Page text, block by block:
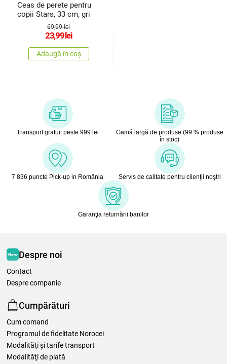
Ceas de perete pentru
copii Stars, 33 cm, gri
69,99 lei
23,99lei
Adaugă în coș
Transport gratuit peste 999 lei
Gamă largă de produse (99 % produse
în stoc)
7 836 puncte Pick-up in România Servis de calitate pentru clienţii noştri
Garanţia returnării banilor
Despre noi
Contact
Despre companie
Cumpărături
Cum comand
Programul de fidelitate Norocei
Modalităţi şi tarife transport
Modalităţi de plată